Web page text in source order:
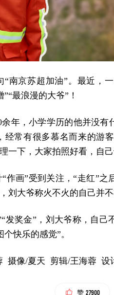
南京苏超加油”。最近，
最浪漫的大爷”！
年，小学学历的他并没
常有很多慕名而来的游
一下，大家拍照好看，自己
作画”受到关注，“走红”
刘大爷称火不火的自己并
发奖金”，刘大爷称，自
快乐的感觉”。
摄像/夏天 剪辑/王海蓉 设
赞 27900